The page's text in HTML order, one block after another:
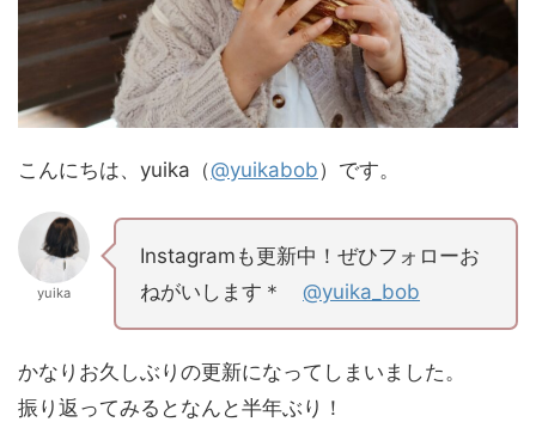
こんにちは、yuika（@yuikabob）です。
yuika
Instagramも更新中！ぜひフォローお
ねがいします＊ @yuika_bob
かなりお久しぶりの更新になってしまいました。
振り返ってみるとなんと半年ぶり！